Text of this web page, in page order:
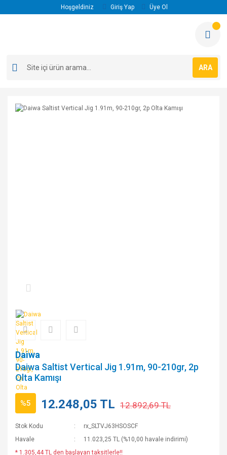
Hoşgeldiniz Giriş Yap Üye Ol
ARA
Daiwa
Daiwa Saltist Vertical Jig 1.91m, 90-210gr, 2p
Olta Kamışı
%5 12.248,05 TL 12.892,69 TL
Stok Kodu
rx_SLTVJ63HSOSCF
Havale
11.023,25 TL (%10,00 havale indirimi)
* 1.305,44 TL den başlayan taksitlerle!!